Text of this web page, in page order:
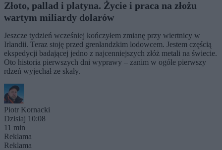
Złoto, pallad i platyna. Życie i praca na złożu
wartym miliardy dolarów
Jeszcze tydzień wcześniej kończyłem zmianę przy wiertnicy w
Irlandii. Teraz stoję przed grenlandzkim lodowcem. Jestem częścią
ekspedycji badającej jedno z najcenniejszych złóż metali na świecie.
Oto historia pierwszych dni wyprawy – zanim w ogóle pierwszy
rdzeń wyjechał ze skały.
Piotr Kornacki
Dzisiaj 10:08
11 min
Reklama
Reklama